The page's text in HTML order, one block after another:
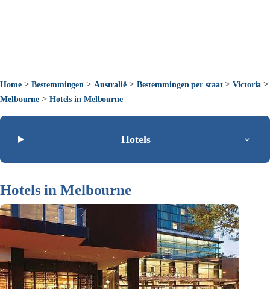
Home>Bestemmingen > Australië> Bestemmingen per staat>Victoria >
Melbourne > Hotels in Melbourne
Hotels
Hotels in Melbourne